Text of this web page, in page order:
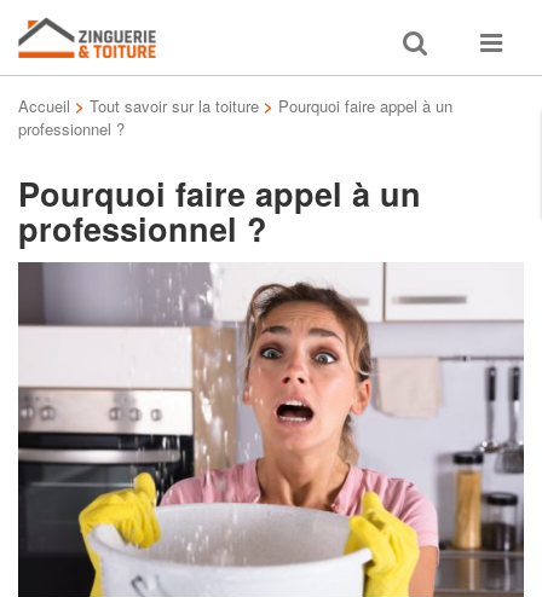
Toggle
search
Toggle
Accueil > Tout savoir sur la toiture > Pourquoi faire appel à un
professionnel ?
Pourquoi faire appel à un
professionnel ?